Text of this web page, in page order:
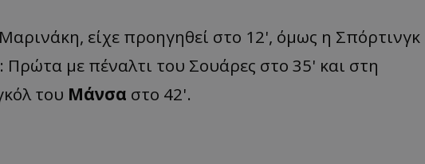
είχε προηγηθεί στο 12', όμως η Σπόρτινγκ
Πρώτα με πέναλτι του Σουάρες στο 35' και στη
του Μάνσα στο 42'.